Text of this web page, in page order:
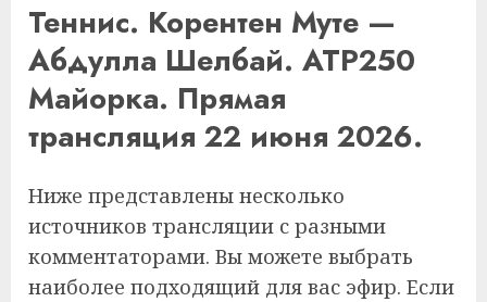
Теннис. Корентен Муте —
Абдулла Шелбай. ATP250
Майорка. Прямая
трансляция 22 июня 2026.
Ниже представлены несколько
источников трансляции с разными
комментаторами. Вы можете выбрать
наиболее подходящий для вас эфир. Если